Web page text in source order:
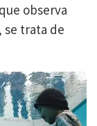
observa
trata de